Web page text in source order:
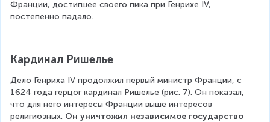
Франции, достигшее своего пика при Генрихе IV,
постепенно падало.
Кардинал Ришелье
Дело Генриха IV продолжил первый министр Франции, с
1624 года герцог кардинал Ришелье (рис. 7). Он показал,
что для него интересы Франции выше интересов
религиозных. Он уничтожил независимое государство